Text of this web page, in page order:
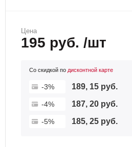
Цена
195 руб. /шт
Со скидкой по дисконтной карте
-3% 189, 15 руб.
-4% 187, 20 руб.
-5% 185, 25 руб.